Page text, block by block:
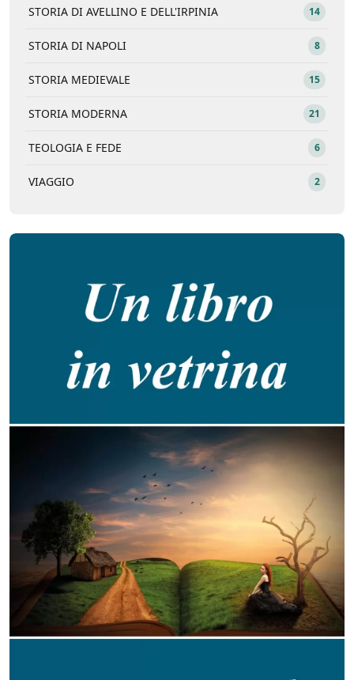
STORIA DI AVELLINO E DELL'IRPINIA 14
STORIA DI NAPOLI 8
STORIA MEDIEVALE 15
STORIA MODERNA 21
TEOLOGIA E FEDE 6
VIAGGIO 2